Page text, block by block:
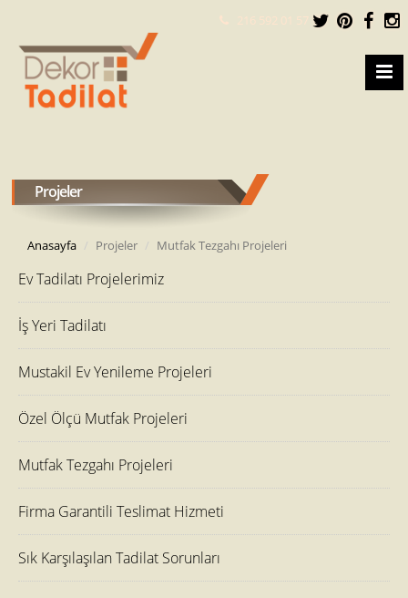
Projeler
Anasayfa Projeler Mutfak Tezgahı Projeleri
Ev Tadilatı Projelerimiz
İş Yeri Tadilatı
Mustakil Ev Yenileme Projeleri
Özel Ölçü Mutfak Projeleri
Mutfak Tezgahı Projeleri
Firma Garantili Teslimat Hizmeti
Sık Karşılaşılan Tadilat Sorunları